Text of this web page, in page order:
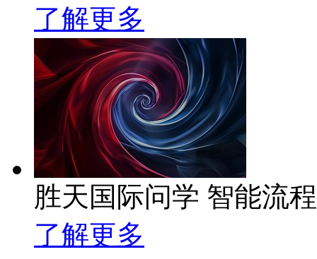
了解更多
胜天国际问学 智能流
了解更多